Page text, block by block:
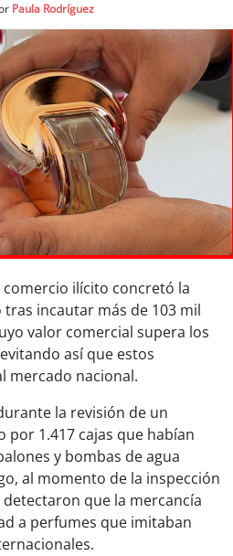
Paula Rodríguez
ilícito concretó la
incautar más de 103 mil
valor comercial supera los
así que estos
mercado nacional.
la revisión de un
1.417 cajas que habían
y bombas de agua
al momento de la inspección
que la mercancía
a perfumes que imitaban